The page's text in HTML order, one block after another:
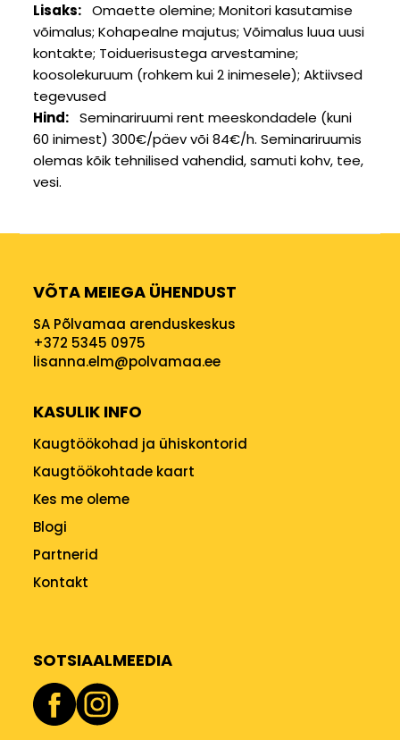
Lisaks
Omaette olemine Monitori kasutamise
võimalus Kohapealne majutus Võimalus luua uusi
kontakte Toiduerisustega arvestamine
koosolekuruum (rohkem kui 2 inimesele) Aktiivsed
tegevused
Hind
Seminariruumi rent meeskondadele (kuni
60 inimest) 300€/päev või 84€/h. Seminariruumis
olemas kõik tehnilised vahendid, samuti kohv, tee,
vesi.
VÕTA MEIEGA ÜHENDUST
SA Põlvamaa arenduskeskus
+372 5345 0975
lisanna.elm@polvamaa.ee
KASULIK INFO
Kaugtöökohad ja ühiskontorid
Kaugtöökohtade kaart
Kes me oleme
Blogi
Partnerid
Kontakt
SOTSIAALMEEDIA